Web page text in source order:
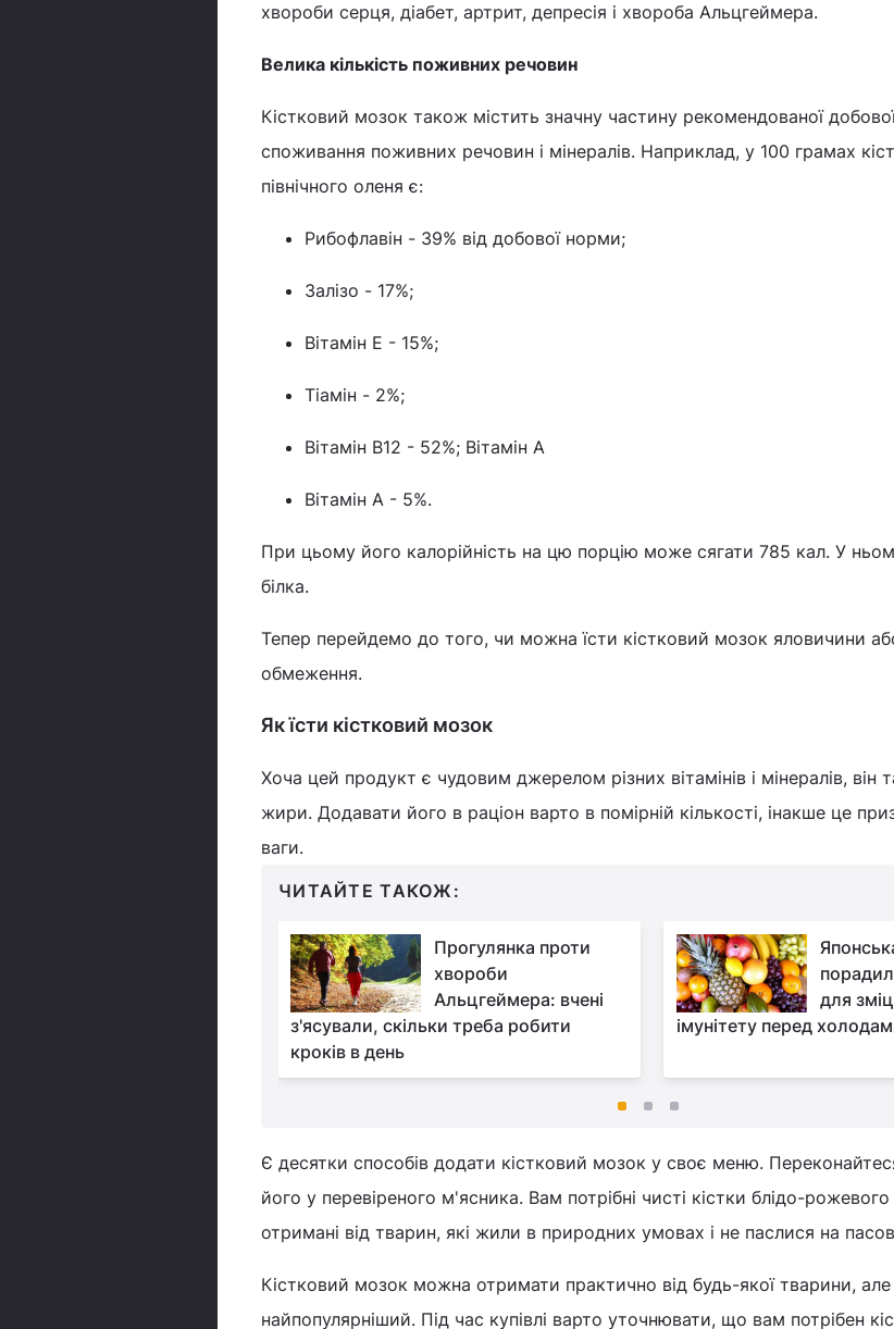
хвороби серця, діабет, артрит, депресія і хвороба Альцгеймера.
Велика кількість поживних речовин
Кістковий мозок також містить значну частину рекомендованої
споживання поживних речовин і мінералів. Наприклад, у 100 грамах
північного оленя є:
Рибофлавін - 39% від добової норми;
Залізо - 17%;
Вітамін Е - 15%;
Тіамін - 2%;
Вітамін B12 - 52%; Вітамін А
Вітамін А - 5%.
При цьому його калорійність на цю порцію може сягати 785 кал. У
білка.
Тепер перейдемо до того, чи можна їсти кістковий мозок яловичини
обмеження.
Як їсти кістковий мозок
Хоча цей продукт є чудовим джерелом різних вітамінів і мінералів, він
жири. Додавати його в раціон варто в помірній кількості, інакше це
ваги.
ЧИТАЙТЕ ТАКОЖ:
Прогулянка проти
хвороби
Альцгеймера: вчені
з'ясували, скільки треба робити
кроків в день
для
імунітету перед
Є десятки способів додати кістковий мозок у своє меню.
його у перевіреного м'ясника. Вам потрібні чисті кістки блідо-
отримані від тварин, які жили в природних умовах і не паслися на
Кістковий мозок можна отримати практично від будь-якої тварини,
найпопулярніший. Під час купівлі варто уточнювати, що вам потрібен